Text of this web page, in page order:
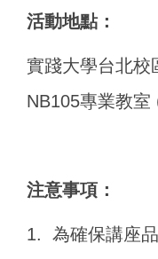
活動地點：
實踐大學台北校
NB105專業教
注意事項：
1. 為確保講座